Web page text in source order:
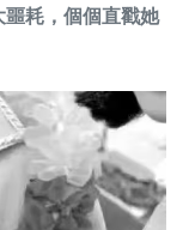
噩耗，個個直戳她